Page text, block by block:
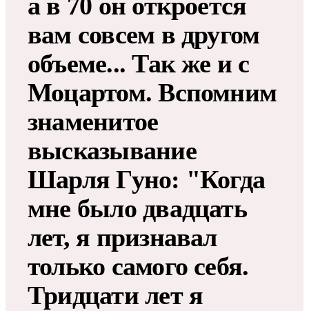
а в 70 он откроется
вам совсем в другом
объеме... Так же и с
Моцартом. Вспомним
знаменитое
высказывание
Шарля Гуно: "Когда
мне было двадцать
лет, я признавал
только самого себя.
Тридцати лет я